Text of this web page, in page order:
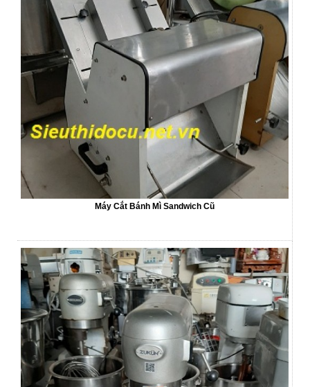
Máy Cắt Bánh Mì Sandwich Cũ